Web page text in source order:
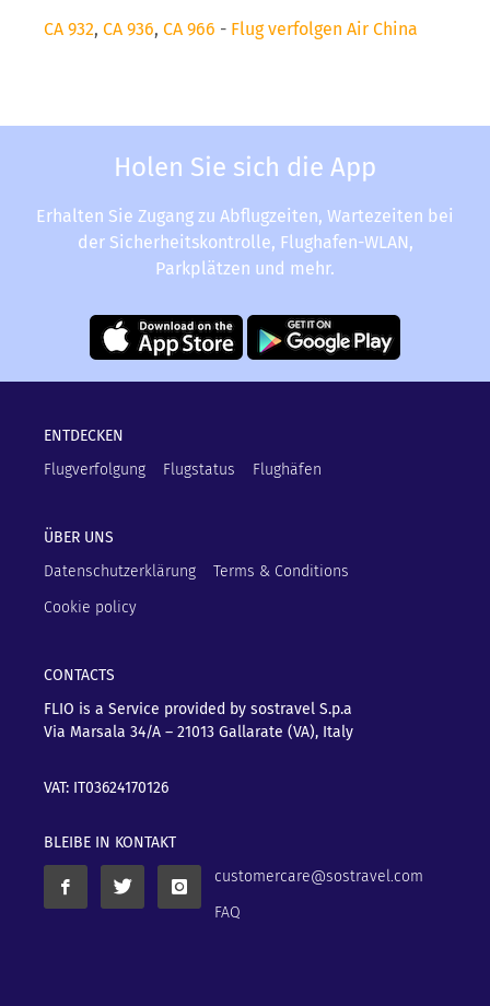
CA 932, CA 936, CA 966 - Flug verfolgen Air China
Holen Sie sich die App
Erhalten Sie Zugang zu Abflugzeiten, Wartezeiten bei
der Sicherheitskontrolle, Flughafen-WLAN,
Parkplätzen und mehr.
ENTDECKEN
Flugverfolgung
Flugstatus Flughäfen
ÜBER UNS
Datenschutzerklärung
Terms & Conditions
Cookie policy
CONTACTS
FLIO is a Service provided by sostravel S.p.a
Via Marsala 34/A – 21013 Gallarate (VA), Italy
VAT: IT03624170126
BLEIBE IN KONTAKT
customercare@sostravel.com
FAQ